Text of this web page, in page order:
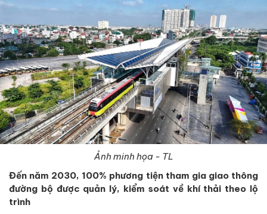
Ảnh minh họa - TL
Đến năm 2030, 100% phương tiện tham gia giao thông
đường bộ được quản lý, kiểm soát về khí thải theo lộ
trình